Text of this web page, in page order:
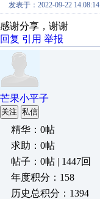
发表于：2022-09-22 14:08:14
感谢分享，谢谢
回复 引用 举报
芒果小平子
关注 私信
精华：0帖
求助：0帖
帖子：0帖 | 1447回
年度积分：158
历史总积分：1394